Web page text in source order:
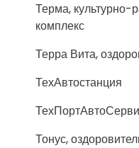
Терма, культурно-
комплекс
Терра Вита,
ТехАвтостанция
Тонус,